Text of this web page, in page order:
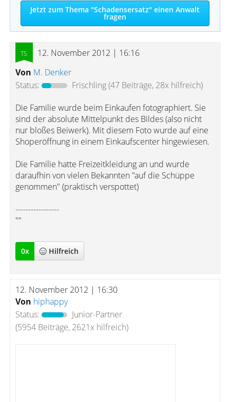
Jetzt zum Thema "Schadensersatz" einen Anwalt
fragen
12. November 2012 | 16:16
Von M. Denker
Status:
Frischling(47 Beiträge, 28x hilfreich)
Die Familie wurde beim Einkaufen fotographiert. Sie
sind der absolute Mittelpunkt des Bildes (also nicht
nur bloßes Beiwerk). Mit diesem Foto wurde auf eine
Shoperöffnung in einem Einkaufscenter hingewiesen.
Die Familie hatte Freizeitkleidung an und wurde
daraufhin von vielen Bekannten "auf die Schüppe
genommen" (praktisch verspottet)
-----------------
""
0x Hilfreich
12. November 2012 | 16:30
Von hiphappy
Status:
Junior-Partner
(5954 Beiträge, 2621x hilfreich)